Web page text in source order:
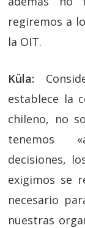
regiremos a
la OIT.
Küla:
establece la
chileno, no
tenemos
decisiones,
exigimos se
necesario
nuestras